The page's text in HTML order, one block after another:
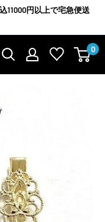
11000円以上で宅急便送
0